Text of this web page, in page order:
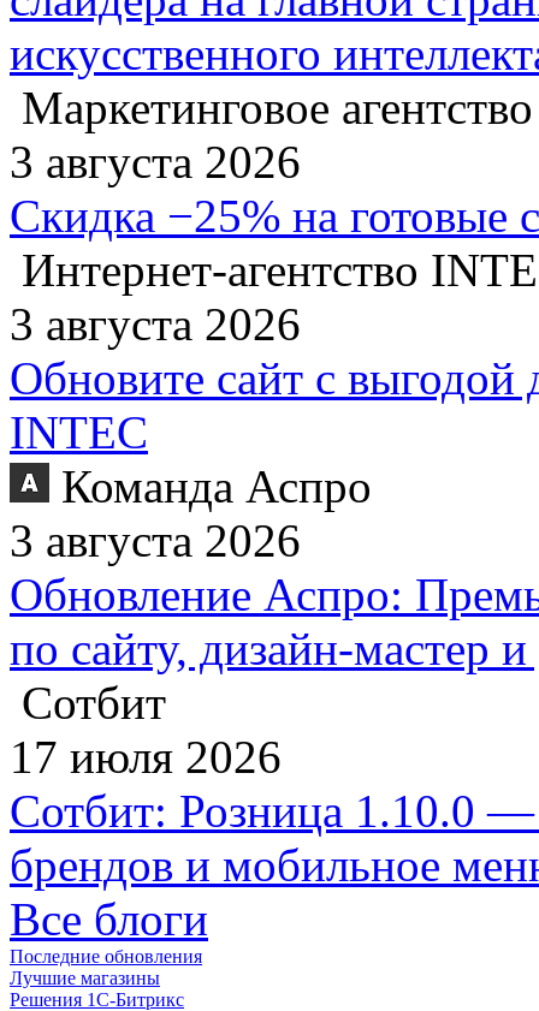
искусственного
Маркетинговое
3 августа 2026
Скидка −25% на готовые
Интернет-агентство
3 августа 2026
Обновите сайт с выгодой
INTEC
Команда Аспро
3 августа 2026
Обновление Аспро:
по сайту, дизайн-мастер
Сотбит
17 июля 2026
Сотбит: Розница 1.10.0 —
брендов и мобильное
Все блоги
Последние обновления
Лучшие магазины
Решения 1С-Битрикс